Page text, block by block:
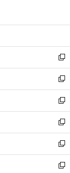
開
ン
ウ
で
開
く
ウ
ン
ド
ウ
で
開
く
新
し
い
ウ
ィ
ン
ド
ウ
で
開
く
新
し
い
ウ
ィ
ン
ド
ウ
で
新
し
い
ウ
ィ
ン
ド
新
し
い
ウ
ィ
新
し
い
新